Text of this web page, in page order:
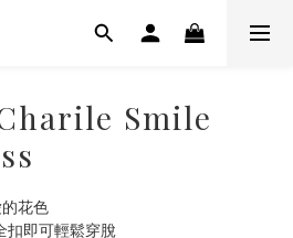
Smile
花色
扣即可輕鬆穿脫